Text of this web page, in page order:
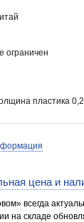
ограничен
пластика
цена и
всегда
на складе